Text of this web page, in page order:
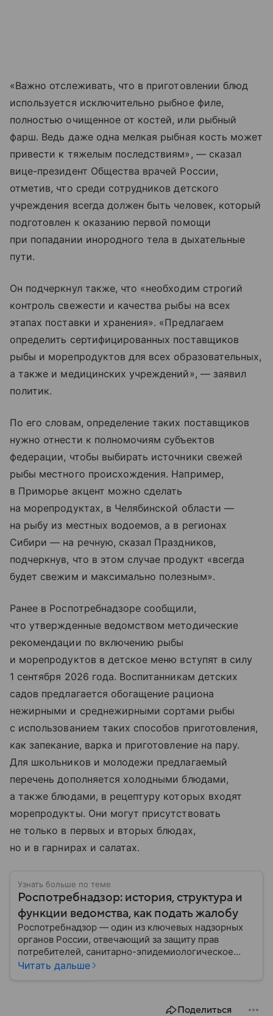
«Важно отслеживать, что в приготовлении блюд
используется исключительно рыбное филе,
полностью очищенное от костей, или рыбный
фарш. Ведь даже одна мелкая рыбная кость может
привести к тяжелым последствиям», — сказал
вице-президент Общества врачей России,
отметив, что среди сотрудников детского
учреждения всегда должен быть человек, который
подготовлен к оказанию первой помощи
при попадании инородного тела в дыхательные
пути.
Он подчеркнул также, что «необходим строгий
контроль свежести и качества рыбы на всех
этапах поставки и хранения». «Предлагаем
определить сертифицированных поставщиков
рыбы и морепродуктов для всех образовательных,
а также и медицинских учреждений», — заявил
политик.
По его словам, определение таких поставщиков
нужно отнести к полномочиям субъектов
федерации, чтобы выбирать источники свежей
рыбы местного происхождения. Например,
в Приморье акцент можно сделать
на морепродуктах, в Челябинской области —
на рыбу из местных водоемов, а в регионах
Сибири — на речную, сказал Праздников,
подчеркнув, что в этом случае продукт «всегда
будет свежим и максимально полезным».
Ранее в Роспотребнадзоре сообщили,
что утвержденные ведомством методические
рекомендации по включению рыбы
и морепродуктов в детское меню вступят в силу
1 сентября 2026 года. Воспитанникам детских
садов предлагается обогащение рациона
нежирными и среднежирными сортами рыбы
с использованием таких способов приготовления,
как запекание, варка и приготовление на пару.
Для школьников и молодежи предлагаемый
перечень дополняется холодными блюдами,
а также блюдами, в рецептуру которых входят
морепродукты. Они могут присутствовать
не только в первых и вторых блюдах,
но и в гарнирах и салатах.
Узнать больше по теме
Роспотребнадзор: история, структура и
функции ведомства, как подать жалобу
Роспотребнадзор — один из ключевых надзорных
органов России, отвечающий за защиту прав
потребителей, санитарно-эпидемиологическое
благополучие населения и контроль соблюдения
Читать дальше
Поделиться